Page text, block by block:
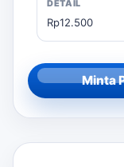
Rp12.500
Minta